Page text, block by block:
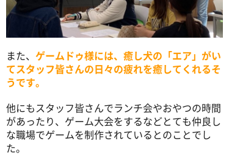
また、 ゲームドゥ様には、癒し犬の「エア」がい
てスタッフ皆さんの日々の疲れを癒してくれるそ
うです。
他にもスタッフ皆さんでランチ会やおやつの時間
があったり、ゲーム大会をするなどとても仲良し
な職場でゲームを制作されているとのことでし
た。